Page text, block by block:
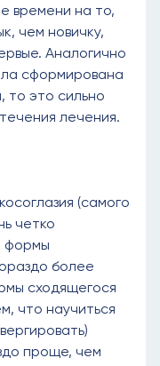
времени на то,
чем новичку,
Аналогично
сформирована
то это сильно
лечения.
(самого
четко
формы
более
сходящегося
что научиться
проще, чем